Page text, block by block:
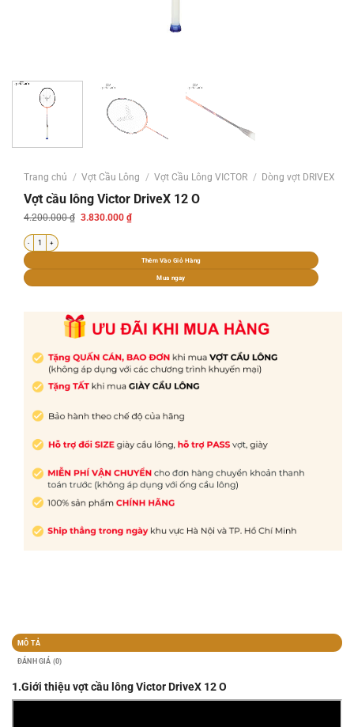
Trang chủ / Vợt Cầu Lông / Vợt Cầu Lông VICTOR / Dòng vợt DRIVEX
Vợt cầu lông Victor DriveX 12 O
4.200.000₫ Giá
3.830.000 ₫Giá
hiện
3.830.000 ₫.
Vợt cầu lông Victor DriveX 12 O số lượng
Thêm Vào Giỏ Hàng
Mua ngay
MÔ TẢ
ĐÁNH GIÁ (0)
1.Giới thiệu vợt cầu lông Victor DriveX 12 O